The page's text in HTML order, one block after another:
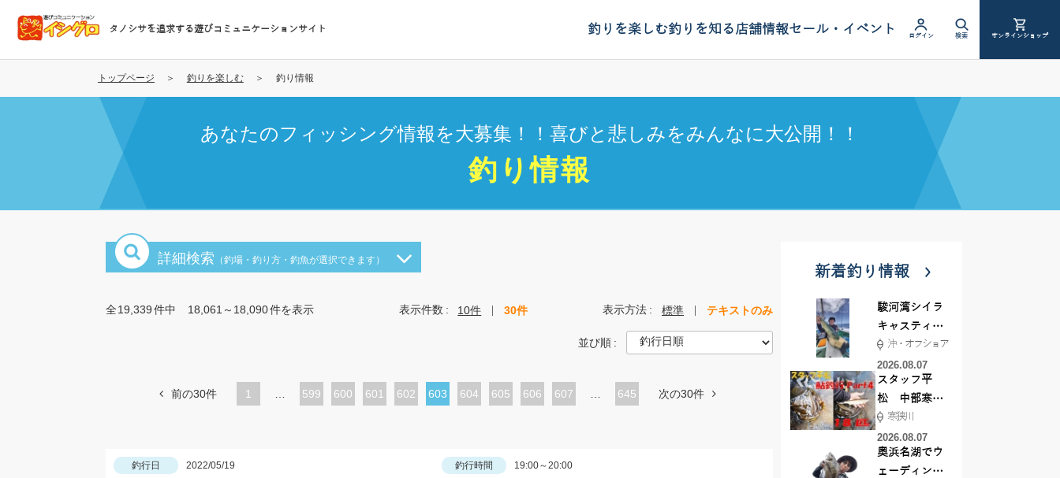
コ
テ
タノシサを追求する遊びコミュニケーションサイト 釣りを楽しむ釣りを知る店舗情報セール・イベント ログイン 検索 オンラインショップ
トップページ 釣りを楽しむ 釣り情報
あなたのフィッシング情報を大募集！！喜びと悲しみをみんなに大公開！！
釣り情報
詳細検索 （釣場・釣り方・釣魚が選択できます）
全19,339件中 18,061～18,090件を表示 表示件数 10件 30件 表示方法 標準 テキストのみ
並び順
前の30件 1
ペ
599
ペ
600
ペ
601
ペ
602
カ
603
ペ
604
ペ
605
ペ
606
ペ
607 645 次の30件
釣行日 2022/05/19 釣行時間
19:00～20:00
新着釣り情報
駿河湾シイラ
キャスティン
グ行ってきま
した！
沖・オフショア
2026.08.07
スタッフ平
松 中部寒狭
川アユ釣行
part3 18匹
寒狭川
2026.08.07
奥浜名湖でウ
ェーディング